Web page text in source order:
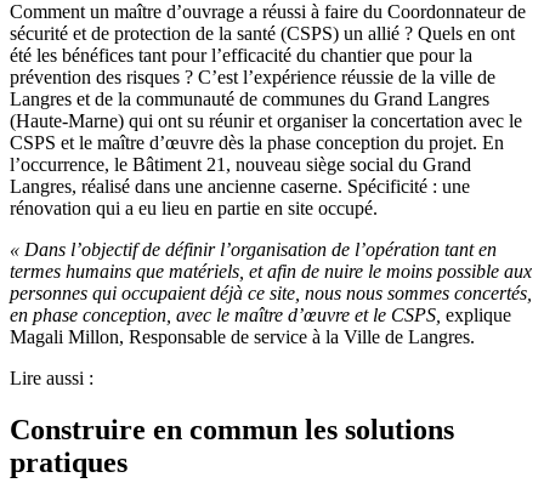
Comment un maître d’ouvrage a réussi à faire du Coordonnateur de
sécurité et de protection de la santé (CSPS) un allié ? Quels en ont
été les bénéfices tant pour l’efficacité du chantier que pour la
prévention des risques ? C’est l’expérience réussie de la ville de
Langres et de la communauté de communes du Grand Langres
(Haute-Marne) qui ont su réunir et organiser la concertation avec le
CSPS et le maître d’œuvre dès la phase conception du projet. En
l’occurrence, le Bâtiment 21, nouveau siège social du Grand
Langres, réalisé dans une ancienne caserne. Spécificité : une
rénovation qui a eu lieu en partie en site occupé.
« Dans l’objectif de définir l’organisation de l’opération tant en
termes humains que matériels, et afin de nuire le moins possible aux
personnes qui occupaient déjà ce site, nous nous sommes concertés,
en phase conception, avec le maître d’œuvre et le CSPS, explique
Magali Millon, Responsable de service à la Ville de Langres.
Lire aussi :
Construire en commun les solutions
pratiques